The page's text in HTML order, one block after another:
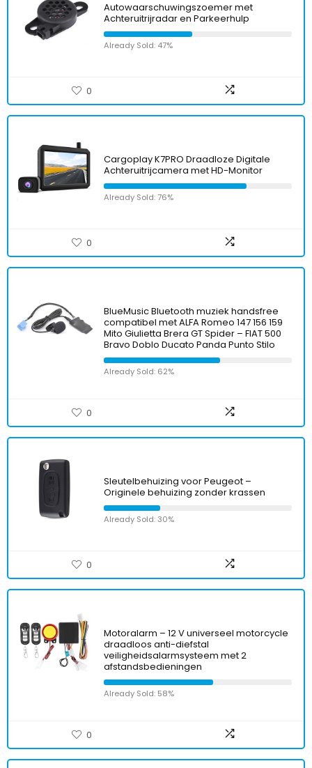
Autowaarschuwingszoemer met
Achteruitrijradar en Parkeerhulp
Already Sold: 47%
0
Cargoplay K7PRO Draadloze Digitale
Achteruitrijcamera met HD-Monitor
Already Sold: 76%
0
BlueMusic Bluetooth muziek handsfree
compatibel met ALFA Romeo 147 156 159
Mito Giulietta Brera GT Spider – FIAT 500
Bravo Doblo Ducato Panda Punto Stilo
Already Sold: 62%
0
Sleutelbehuizing voor Peugeot –
Originele behuizing zonder krassen
Already Sold: 30%
0
Motoralarm – 12 V universeel motorcycle
draadloos anti-diefstal
veiligheidsalarmsysteem met 2
afstandsbedieningen
Already Sold: 58%
0